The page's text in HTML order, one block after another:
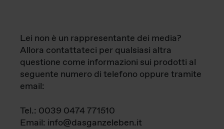
Lei non è un rappresentante dei media?
Allora contattateci per qualsiasi altra
questione come informazioni sui prodotti al
seguente numero di telefono oppure tramite
email:
Tel.: 0039 0474 771510
Email: info@dasganzeleben.it